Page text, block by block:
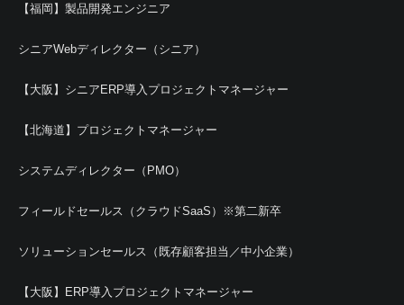
【福岡】製品開発エンジニア
シニアWebディレクター（シニア）
【大阪】シニアERP導入プロジェクトマネージャー
【北海道】プロジェクトマネージャー
システムディレクター（PMO）
フィールドセールス（クラウドSaaS）※第二新卒
ソリューションセールス（既存顧客担当／中小企業）
【大阪】ERP導入プロジェクトマネージャー